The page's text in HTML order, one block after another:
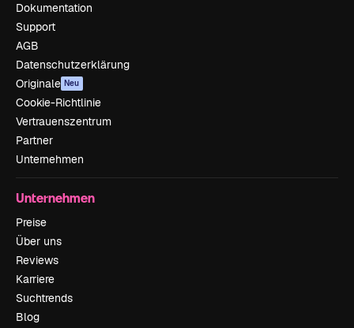
Dokumentation
Support
AGB
Datenschutzerklärung
Originale Neu
Cookie-Richtlinie
Vertrauenszentrum
Partner
Unternehmen
Unternehmen
Preise
Über uns
Reviews
Karriere
Suchtrends
Blog